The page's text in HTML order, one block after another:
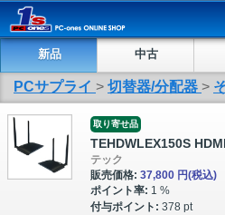
新品 中古
PCサプライ > 切替器/分配器 >
取り寄せ品
TEHDWLEX150S
テック
販売価格: 37,800 円(税込)
ポイント率: 1 %
付与ポイント: 378 pt